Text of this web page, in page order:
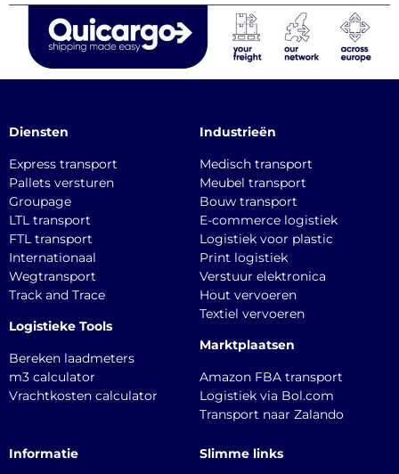
Diensten
Express transport
Pallets versturen
Groupage
LTL transport
FTL transport
Internationaal
Wegtransport
Track and Trace
Logistieke Tools
Bereken laadmeters
m3 calculator
Vrachtkosten calculator
Industrieën
Medisch transport
Meubel transport
Bouw transport
E-commerce logistiek
Logistiek voor plastic
Print logistiek
Verstuur elektronica
Hout vervoeren
Textiel vervoeren
Marktplaatsen
Amazon FBA transport
Logistiek via Bol.com
Transport naar Zalando
Informatie
Slimme links